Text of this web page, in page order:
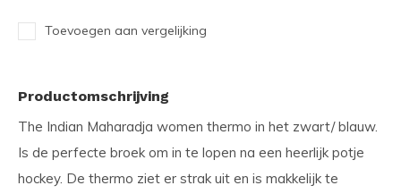
Toevoegen aan vergelijking
Productomschrijving
The Indian Maharadja women thermo in het zwart/ blauw.
Is de perfecte broek om in te lopen na een heerlijk potje
hockey. De thermo ziet er strak uit en is makkelijk te